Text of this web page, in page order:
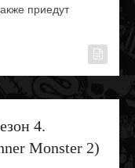
приедут
4.
Monster 2)